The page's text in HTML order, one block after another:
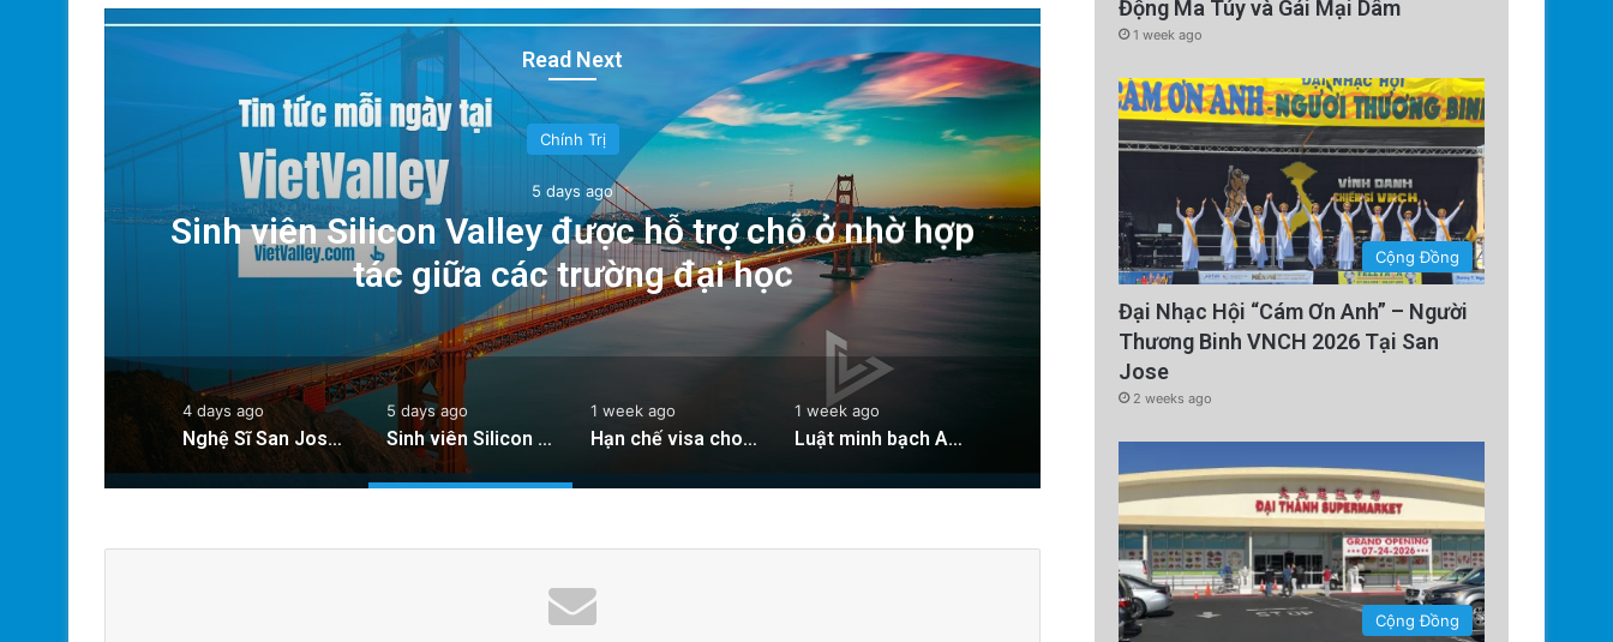
Read Next
Chính Trị
5 days ago
Sinh viên Silicon Valley được hỗ trợ chỗ ở nhờ hợp
tác giữa các trường đại học
1 week ago
Hạn chế visa cho sinh viên
mới cho Silicon
4 days ago
Nghệ Sĩ San Jose Bảo Tồn Nghệ Thuật Mexico Đang Dần Biến Mất
5 days ago
Sinh viên Silicon Valley được hỗ trợ chỗ ở nhờ hợp tác giữa các trường đại học
1 week ago
Hạn chế visa cho sinh viên quốc tế: Thách thức mới cho Silicon Valley
1 week ago
Luật minh bạch AI của các nhà lập pháp Vùng Vịnh có hiệu lực từ Thứ Bảy
Động Ma Túy và Gái Mại Dâm
1 week ago
Cộng Đồng
Đại Nhạc Hội “Cám Ơn Anh” – Người
Thương Binh VNCH 2026 Tại San
Jose
2 weeks ago
Cộng Đồng